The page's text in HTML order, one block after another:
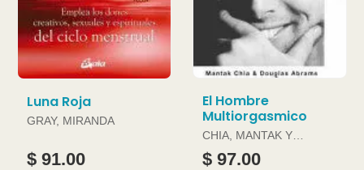
Luna Roja
GRAY, MIRANDA
$ 91.00
El Hombre
Multiorgasmico
CHIA, MANTAK Y
DOUGLAS ABRAMS
$ 97.00